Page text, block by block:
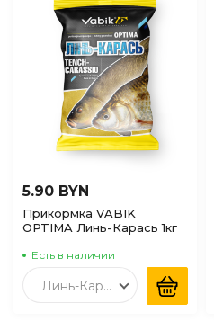
5.90 BYN
Прикормка VABIK
OPTIMA Линь-Карась 1кг
Есть в наличии
Линь-Карась